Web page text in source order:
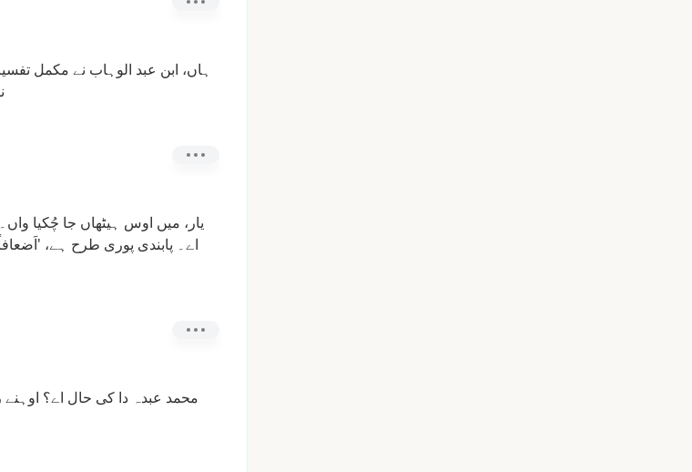
ہاں، ابن عبد الوہاب نے مکمل
یار، میں اوس ہیٹھاں جا چُکیا واں۔
اے۔ پابندی پوری طرح ہے،
محمد عبدہ دا کی حال اے؟ اوہنے